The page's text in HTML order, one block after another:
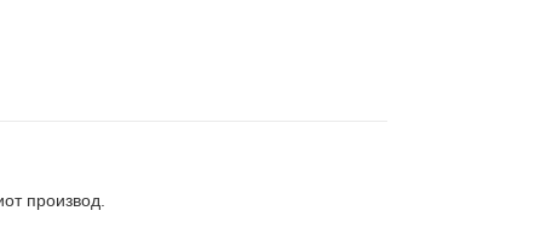
производ.